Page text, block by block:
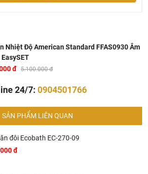
Nhiệt Độ American Standard FFAS0930 Âm
đ 5.100.000 đ
24/7: 0904501766
SẢN PHẨM LIÊN QUAN
đôi Ecobath EC-270-09
đ